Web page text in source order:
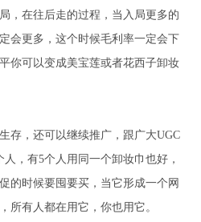
，在往后走的过程，当入局更多的
会更多，这个时候毛利率一定会下
你可以变成美宝莲或者花西子卸妆
存，还可以继续推广，跟广大UGC
，有5个人用同一个卸妆巾也好，
的时候要囤要买，当它形成一个网
所有人都在用它，你也用它。